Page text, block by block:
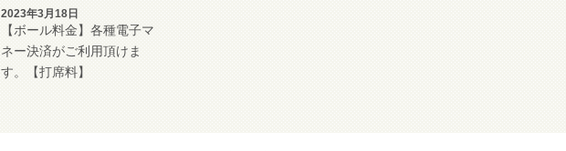
2023年3月18日
【ボール料金】各種電子マ
ネー決済がご利用頂けま
す。【打席料】